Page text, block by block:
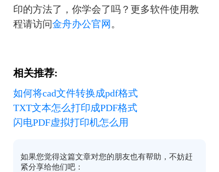
印的方法了，你学会了吗？更多软件使用教
程请访问金舟办公官网 。
相关推荐:
如何将cad文件转换成pdf格式
TXT文本怎么打印成PDF格式
闪电PDF虚拟打印机怎么用
如果您觉得这篇文章对您的朋友也有帮助，不妨赶
紧分享给他们吧：